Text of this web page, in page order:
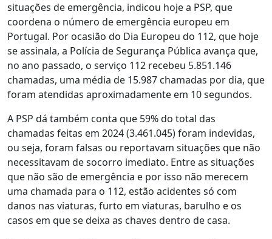
situações de emergência, indicou hoje a PSP, que
coordena o número de emergência europeu em
Portugal. Por ocasião do Dia Europeu do 112, que hoje
se assinala, a Polícia de Segurança Pública avança que,
no ano passado, o serviço 112 recebeu 5.851.146
chamadas, uma média de 15.987 chamadas por dia, que
foram atendidas aproximadamente em 10 segundos.
A PSP dá também conta que 59% do total das
chamadas feitas em 2024 (3.461.045) foram indevidas,
ou seja, foram falsas ou reportavam situações que não
necessitavam de socorro imediato. Entre as situações
que não são de emergência e por isso não merecem
uma chamada para o 112, estão acidentes só com
danos nas viaturas, furto em viaturas, barulho e os
casos em que se deixa as chaves dentro de casa.